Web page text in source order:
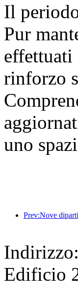
Il
Pur
rinforzo
uno
Edificio